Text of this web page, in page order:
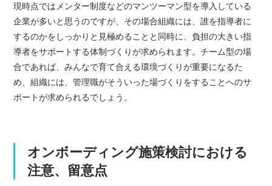
現時点ではメンター制度などのマンツーマン型を導入している
企業が多いと思うのですが、その場合組織には、誰を指導者に
するのかをしっかりと見極めることと同時に、負担の大きい指
導者をサポートする体制づくりが求められます。チーム型の場
合であれば、みんなで育て合える環境づくりが重要になるた
め、組織には、管理職がそういった場づくりをすることへのサ
ポートが求められるでしょう。
オンボーディング施策検討における
注意、留意点